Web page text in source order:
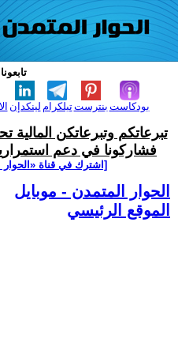
لينكدإن تيلكرامبنترست بودكاست
تبرعاتكم وتبرعاتكن المالية
فشاركونا في دعم
[اشترك في قناة ‫«الحوار
الحوار المتمدن - موبايل
الموقع الرئيسي